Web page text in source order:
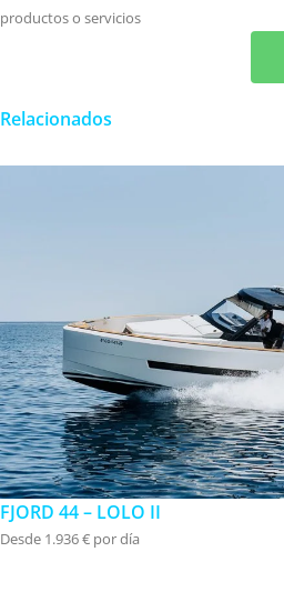
productos o servicios
Relacionados
FJORD 44 – LOLO II
Desde 1.936 € por día